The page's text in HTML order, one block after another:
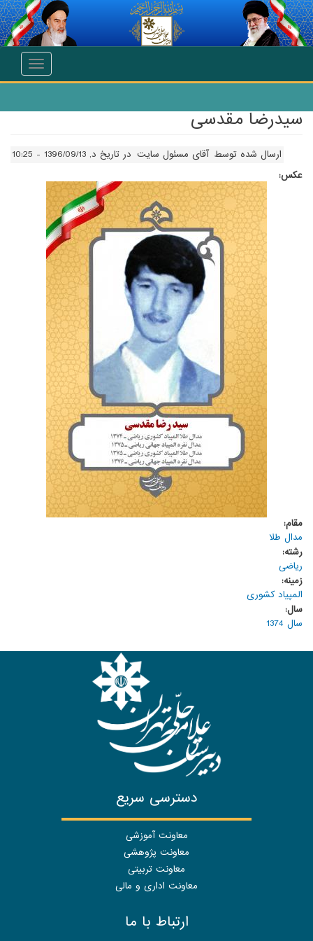
انتقال به محتوای اصلی
Toggle
سیدرضا مقدسی
ارسال شده توسط آقای مسئول سایت در تاریخ د, 1396/09/13 - 10:25
عکس:
مقام:
مدال طلا
رشته:
ریاضی
زمینه:
المپیاد کشوری
سال:
سال 1374
دسترسی سریع
معاونت آموزشی
معاونت پژوهشی
معاونت تربیتی
معاونت اداری و مالی
ارتباط با ما